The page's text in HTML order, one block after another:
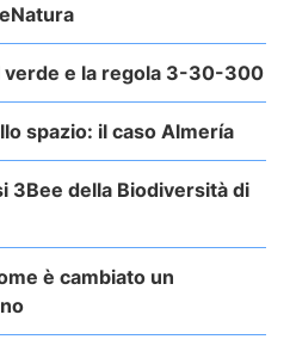
verde e la regola 3-30-300
spazio: il caso Almería
3Bee della Biodiversità di
è cambiato un